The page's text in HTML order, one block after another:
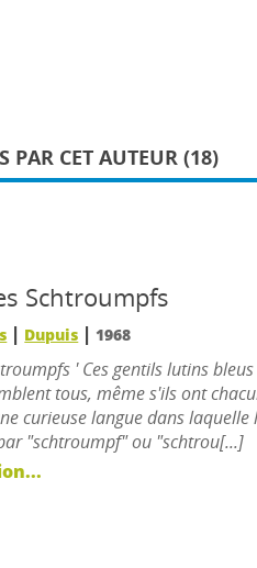
PAR CET AUTEUR (18)
Schtroumpfs
| Dupuis | 1968
' Ces gentils lutins
tous, même s'ils ont
curieuse langue dans
"schtroumpf" ou "schtrou[...]